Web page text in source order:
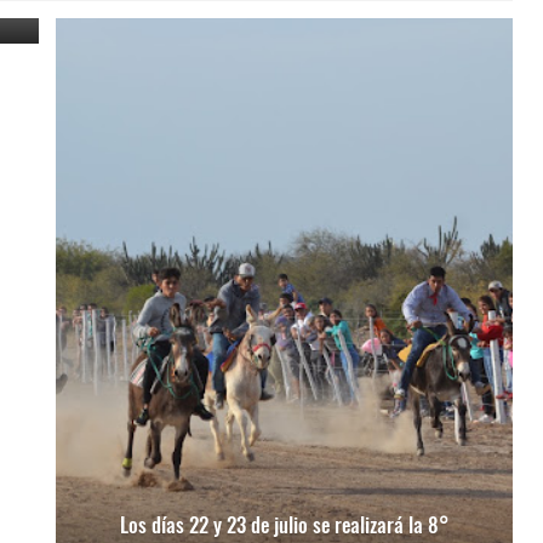
Los días 22 y 23 de julio se realizará la 8°